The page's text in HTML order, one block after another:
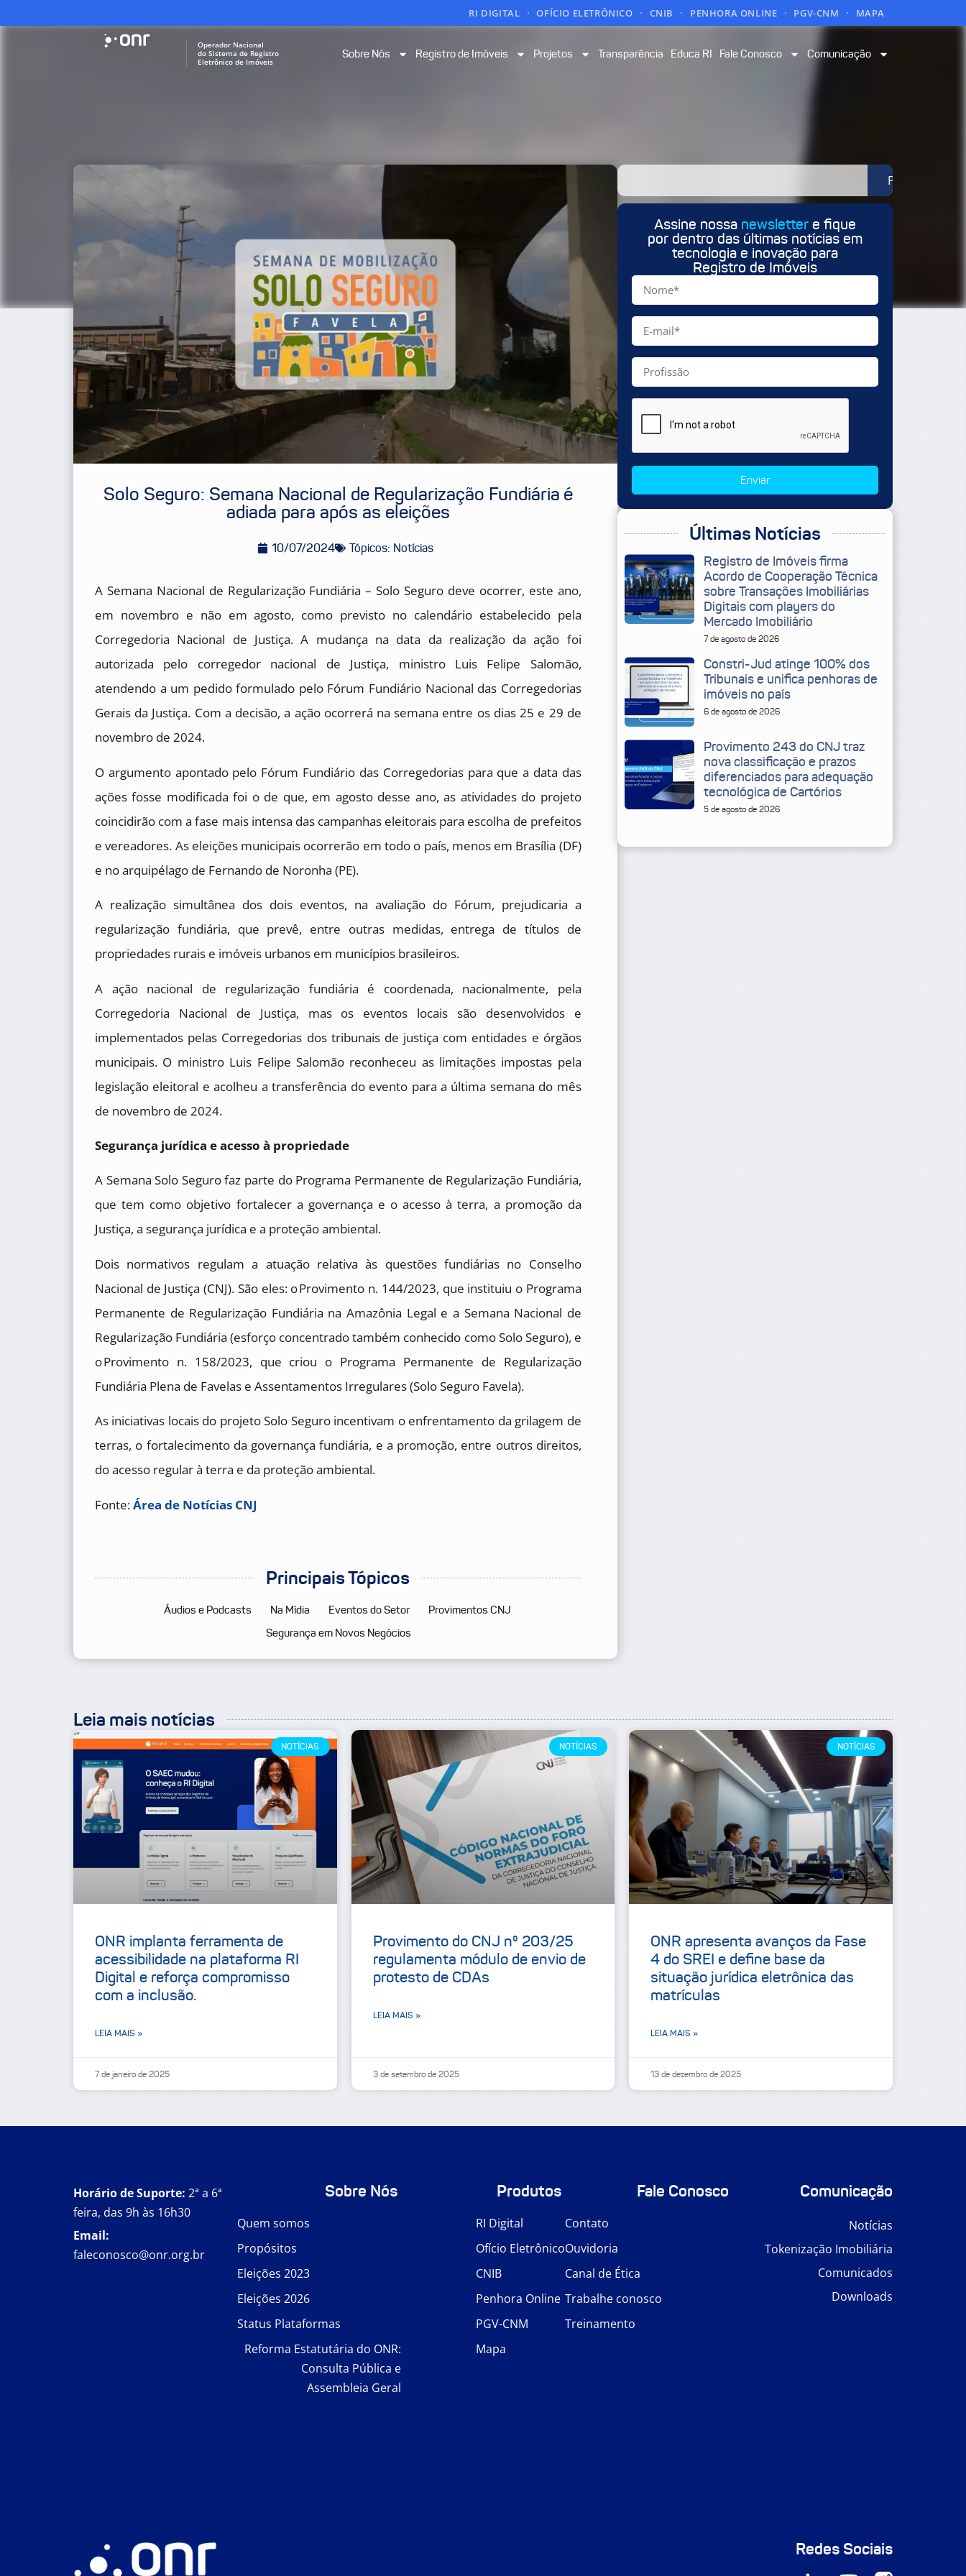
RI DIGITAL OFÍCIO ELETRÔNICO CNIB PENHORA ONLINE PGV-CNM MAPA
Operador Nacional
do Sistema de Registro
Eletrônico de Imóveis
Sobre Nós Registro de Imóveis Projetos Transparência Educa RI Fale Conosco Comunicação
Solo Seguro: Semana Nacional de Regularização Fundiária é
adiada para após as eleições
10/07/2024 Tópicos: Notícias
A Semana Nacional de Regularização Fundiária – Solo Seguro deve ocorrer, este ano,
em novembro e não em agosto, como previsto no calendário estabelecido pela
Corregedoria Nacional de Justiça. A mudança na data da realização da ação foi
autorizada pelo corregedor nacional de Justiça, ministro Luis Felipe Salomão,
atendendo a um pedido formulado pelo Fórum Fundiário Nacional das Corregedorias
Gerais da Justiça. Com a decisão, a ação ocorrerá na semana entre os dias 25 e 29 de
novembro de 2024.
O argumento apontado pelo Fórum Fundiário das Corregedorias para que a data das
ações fosse modificada foi o de que, em agosto desse ano, as atividades do projeto
coincidirão com a fase mais intensa das campanhas eleitorais para escolha de prefeitos
e vereadores. As eleições municipais ocorrerão em todo o país, menos em Brasília (DF)
e no arquipélago de Fernando de Noronha (PE).
A realização simultânea dos dois eventos, na avaliação do Fórum, prejudicaria a
regularização fundiária, que prevê, entre outras medidas, entrega de títulos de
propriedades rurais e imóveis urbanos em municípios brasileiros.
A ação nacional de regularização fundiária é coordenada, nacionalmente, pela
Corregedoria Nacional de Justiça, mas os eventos locais são desenvolvidos e
implementados pelas Corregedorias dos tribunais de justiça com entidades e órgãos
municipais. O ministro Luis Felipe Salomão reconheceu as limitações impostas pela
legislação eleitoral e acolheu a transferência do evento para a última semana do mês
de novembro de 2024.
Segurança jurídica e acesso à propriedade
A Semana Solo Seguro faz parte do Programa Permanente de Regularização Fundiária,
que tem como objetivo fortalecer a governança e o acesso à terra, a promoção da
Justiça, a segurança jurídica e a proteção ambiental.
Dois normativos regulam a atuação relativa às questões fundiárias no Conselho
Nacional de Justiça (CNJ). São eles: o Provimento n. 144/2023, que instituiu o Programa
Permanente de Regularização Fundiária na Amazônia Legal e a Semana Nacional de
Regularização Fundiária (esforço concentrado também conhecido como Solo Seguro), e
o Provimento n. 158/2023, que criou o Programa Permanente de Regularização
Fundiária Plena de Favelas e Assentamentos Irregulares (Solo Seguro Favela).
As iniciativas locais do projeto Solo Seguro incentivam o enfrentamento da grilagem de
terras, o fortalecimento da governança fundiária, e a promoção, entre outros direitos,
do acesso regular à terra e da proteção ambiental.
Fonte:Área de Notícias CNJ
Principais Tópicos
Áudios e Podcasts Na Mídia Eventos do Setor
Provimentos CNJ
Segurança em Novos Negócios
Pesquisar
Assine nossa newslettere fique
por dentro das últimas notícias em
tecnologia e inovação para
Registro de Imóveis
Enviar
Últimas Notícias
Registro de Imóveis firma
Acordo de Cooperação Técnica
sobre Transações Imobiliárias
Digitais com players do
Mercado Imobiliário
7 de agosto de 2026
Constri-Jud atinge 100% dos
Tribunais e unifica penhoras de
imóveis no país
6 de agosto de 2026
Provimento 243 do CNJ traz
nova classificação e prazos
diferenciados para adequação
tecnológica de Cartórios
5 de agosto de 2026
Leia mais notícias
NOTÍCIAS
ONR implanta ferramenta de
acessibilidade na plataforma RI
Digital e reforça compromisso
com a inclusão.
LEIA MAIS »
7 de janeiro de 2025
NOTÍCIAS
Provimento do CNJ nº 203/25
regulamenta módulo de envio de
protesto de CDAs
LEIA MAIS »
3 de setembro de 2025
NOTÍCIAS
ONR apresenta avanços da Fase
4 do SREI e define base da
situação jurídica eletrônica das
matrículas
LEIA MAIS »
13 de dezembro de 2025
Horário de Suporte: 2ª a 6ª
feira, das 9h às 16h30
Email:
faleconosco@onr.org.br
Sobre Nós
Quem somos
Propósitos
Eleições 2023
Eleições 2026
Status Plataformas
Reforma Estatutária do ONR:
Consulta Pública e
Assembleia Geral
Produtos
RI Digital
Ofício Eletrônico
CNIB
Penhora Online
PGV-CNM
Mapa
Fale Conosco
Contato
Ouvidoria
Canal de Ética
Trabalhe conosco
Treinamento
Comunicação
Notícias
Tokenização Imobiliária
Comunicados
Downloads
Redes Sociais